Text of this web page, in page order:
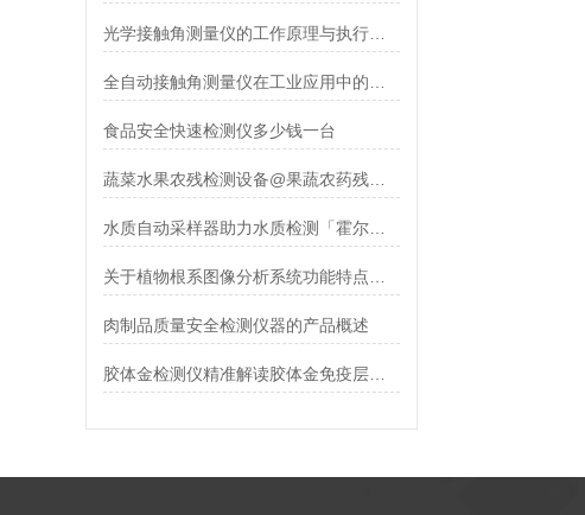
光学接触角测量仪的工作原理与执行标准 霍尔德电子
食品安全快速检测仪多少钱一台
蔬菜水果农残检测设备@果蔬农药残留检测仪【2021新款 价格表】
水质自动采样器助力水质检测「霍尔德仪器推荐」
肉制品质量安全检测仪器的产品概述
胶体金检测仪精准解读胶体金免疫层析分析仪的得力助手【霍尔德】